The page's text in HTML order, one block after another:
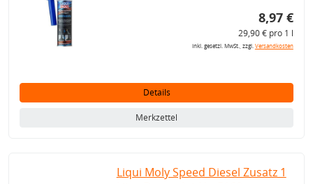
8,97 €
29,90 € pro 1 l
inkl. gesetzl. MwSt., zzgl.Versandkosten
Details
Merkzettel
Liqui Moly Speed Diesel Zusatz 1